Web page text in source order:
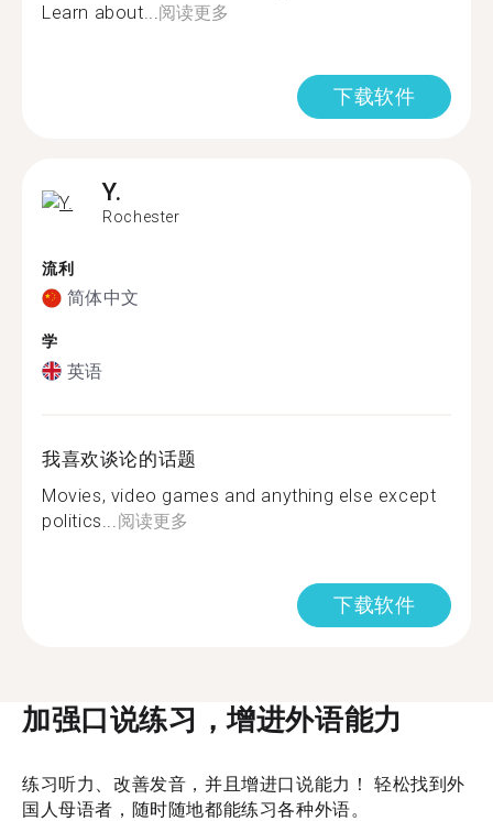
Learn about... 阅读更多
下载软件
Y.
Rochester
流利
简体中文
学
英语
我喜欢谈论的话题
Movies, video games and anything else except
politics... 阅读更多
下载软件
加强口说练习，增进外语能力
练习听力、改善发音，并且增进口说能力！ 轻松找到外
国人母语者，随时随地都能练习各种外语。